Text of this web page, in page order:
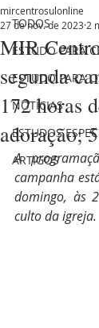
TODOS
ESTUDO PARA
ESTUDO PARA
NOTÍCIAS
ESTUDOS
ARTIGOS
MIR
segunda
172 horas
adoração;
mircentrosulonline
27 de nov. de 2023 2
A
campanha
domingo, às
culto da igreja.